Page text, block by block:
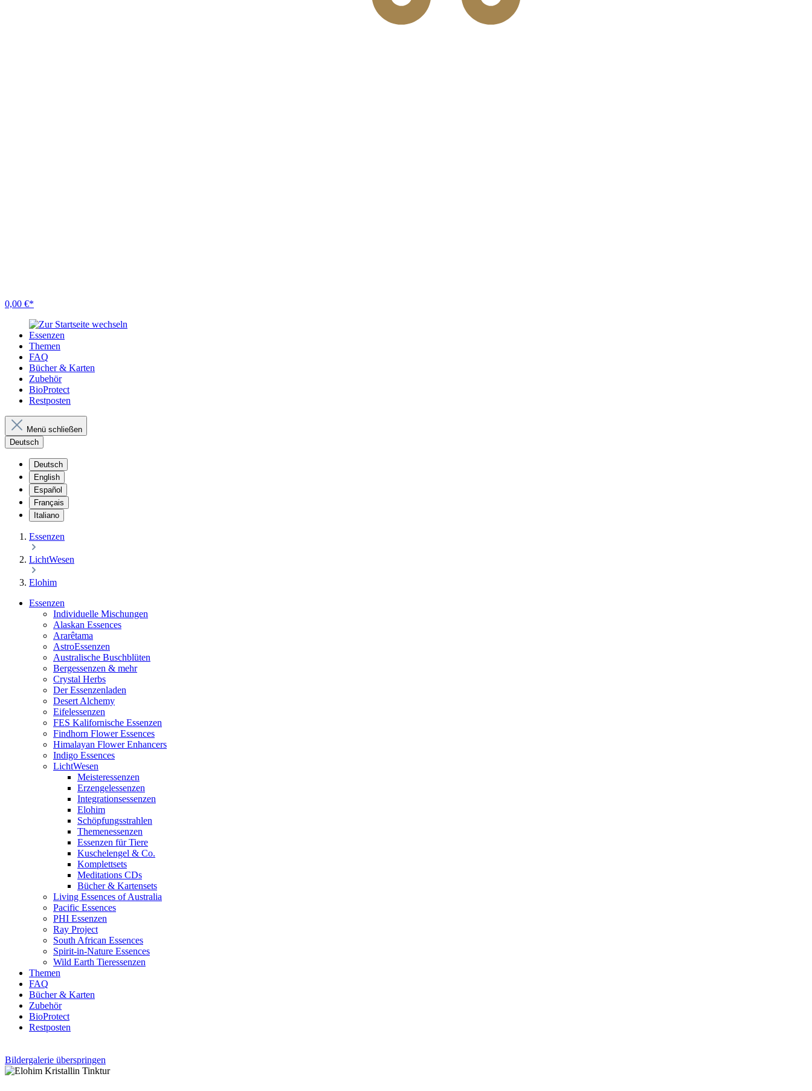
0,00 €*
Essenzen
Themen
FAQ
Bücher & Karten
Zubehör
BioProtect
Restposten
Menü schließen
Deutsch
Deutsch
English
Español
Français
Italiano
Essenzen
LichtWesen
Elohim
Essenzen
Individuelle Mischungen
Alaskan Essences
Ararêtama
AstroEssenzen
Australische Buschblüten
Bergessenzen & mehr
Crystal Herbs
Der Essenzenladen
Desert Alchemy
Eifelessenzen
FES Kalifornische Essenzen
Findhorn Flower Essences
Himalayan Flower Enhancers
Indigo Essences
LichtWesen
Meisteressenzen
Erzengelessenzen
Integrationsessenzen
Elohim
Schöpfungsstrahlen
Themenessenzen
Essenzen für Tiere
Kuschelengel & Co.
Komplettsets
Meditations CDs
Bücher & Kartensets
Living Essences of Australia
Pacific Essences
PHI Essenzen
Ray Project
South African Essences
Spirit-in-Nature Essences
Wild Earth Tieressenzen
Themen
FAQ
Bücher & Karten
Zubehör
BioProtect
Restposten
Bildergalerie überspringen